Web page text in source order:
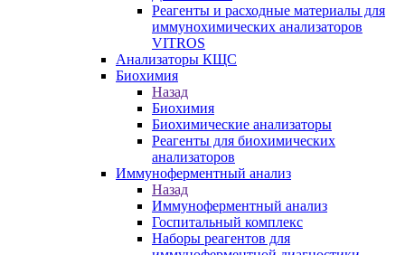
Реагенты и расходные материалы для
иммунохимических анализаторов
VITROS
Анализаторы КЩС
Биохимия
Назад
Биохимия
Биохимические анализаторы
Реагенты для биохимических
анализаторов
Иммуноферментный анализ
Назад
Иммуноферментный анализ
Госпитальный комплекс
Наборы реагентов для